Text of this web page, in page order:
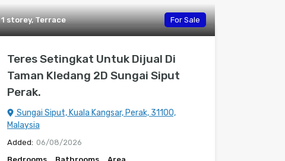
1 storey, Terrace For Sale
Teres Setingkat Untuk Dijual Di
Taman Kledang 2D Sungai Siput
Perak.
Sungai Siput, Kuala Kangsar, Perak, 31100,
Malaysia
Added: 06/08/2026